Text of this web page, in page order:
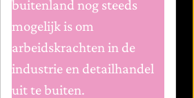
buitenland nog steeds
mogelijk is om
arbeidskrachten in de
industrie en detailhandel
uit te buiten.